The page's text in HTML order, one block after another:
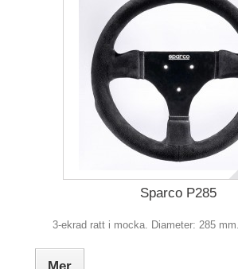
Sparco P285
3-ekrad ratt i mocka. Diameter: 285